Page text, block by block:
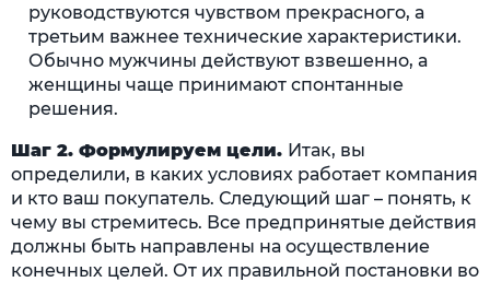
руководствуются чувством прекрасного, а
третьим важнее технические характеристики.
Обычно мужчины действуют взвешенно, а
женщины чаще принимают спонтанные
решения.
Шаг 2. Формулируем цели. Итак, вы
определили, в каких условиях работает компания
и кто ваш покупатель. Следующий шаг – понять, к
чему вы стремитесь. Все предпринятые действия
должны быть направлены на осуществление
конечных целей. От их правильной постановки во